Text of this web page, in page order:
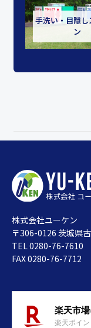
手洗い・目隠し
ン
株式会社ユーケン
〒306-0126 茨城県
TEL 0280-76-7610
FAX 0280-76-7712
楽天市
楽天ポイ